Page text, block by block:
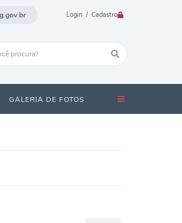
Login / Cadastro
GALERIA DE FOTOS